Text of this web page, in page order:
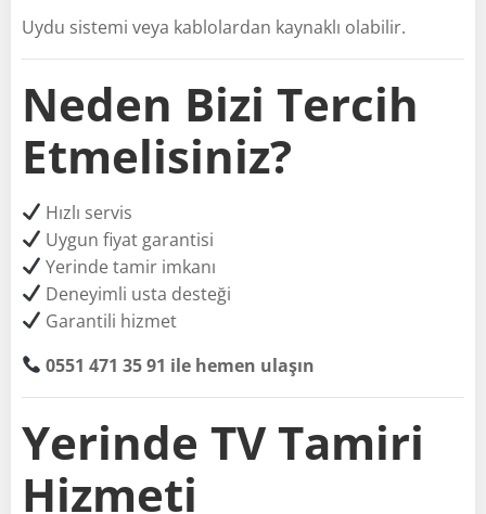
Uydu sistemi veya kablolardan kaynaklı olabilir.
Neden Bizi Tercih
Etmelisiniz?
Hızlı servis
Uygun fiyat garantisi
Yerinde tamir imkanı
Deneyimli usta desteği
Garantili hizmet
0551 471 35 91 ile hemen ulaşın
Yerinde TV Tamiri
Hizmeti